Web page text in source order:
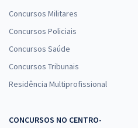
Concursos Militares
Concursos Policiais
Concursos Saúde
Concursos Tribunais
Residência Multiprofissional
CONCURSOS NO CENTRO-